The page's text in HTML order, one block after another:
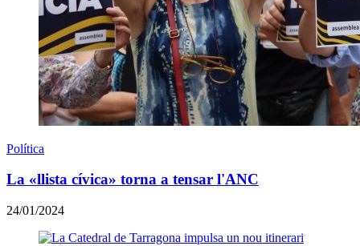
Política
La «llista cívica» torna a tensar l'ANC
24/01/2024